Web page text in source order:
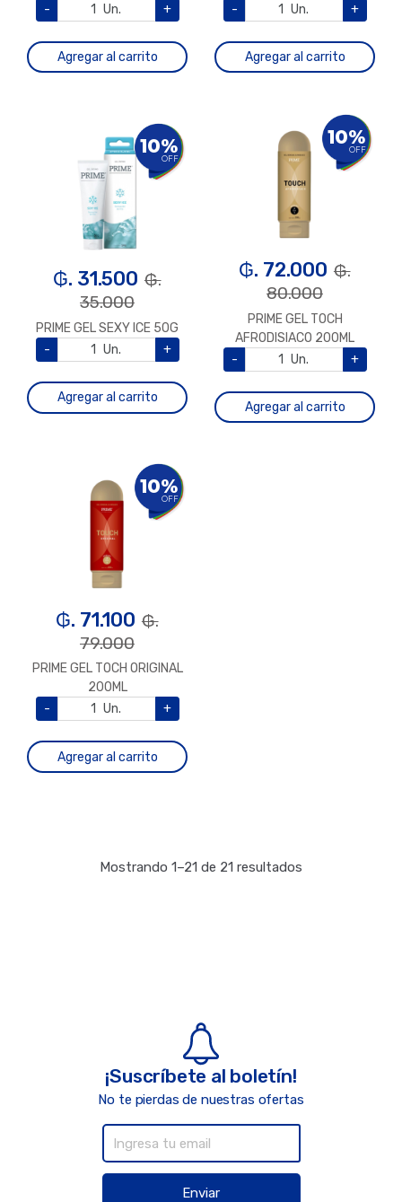
-
Un. +
Agregar al carrito
-
Un. +
Agregar al carrito
10%
OFF
₲. 31.500 ₲.
35.000
PRIME GEL SEXY ICE 50G
-
Un. +
Agregar al carrito
10%
OFF
₲. 72.000 ₲.
80.000
PRIME GEL TOCH
AFRODISIACO 200ML
-
Un. +
Agregar al carrito
10%
OFF
₲. 71.100 ₲.
79.000
PRIME GEL TOCH ORIGINAL
200ML
-
Un. +
Agregar al carrito
Mostrando 1–21 de 21 resultados
¡Suscríbete al boletín!
No te pierdas de nuestras ofertas
Enviar